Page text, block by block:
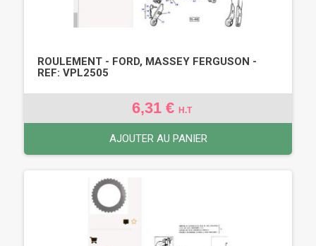
ROULEMENT - FORD, MASSEY FERGUSON -
REF: VPL2505
6,31 € H.T
AJOUTER AU PANIER